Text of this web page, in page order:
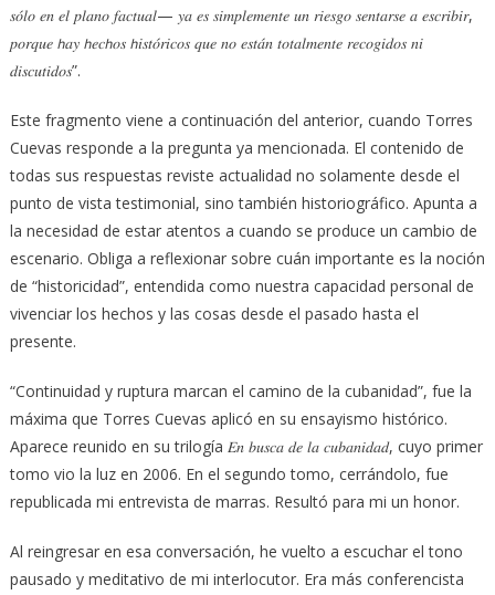
𝑠𝑜́𝑙𝑜 𝑒𝑛 𝑒𝑙 𝑝𝑙𝑎𝑛𝑜 𝑓𝑎𝑐𝑡𝑢𝑎𝑙— 𝑦𝑎 𝑒𝑠 𝑠𝑖𝑚𝑝𝑙𝑒𝑚𝑒𝑛𝑡𝑒 𝑢𝑛 𝑟𝑖𝑒𝑠𝑔𝑜 𝑠𝑒𝑛𝑡𝑎𝑟𝑠𝑒 𝑎 𝑒𝑠𝑐𝑟𝑖𝑏𝑖𝑟,
𝑝𝑜𝑟𝑞𝑢𝑒 𝘩𝑎𝑦 𝘩𝑒𝑐𝘩𝑜𝑠 𝘩𝑖𝑠𝑡𝑜́𝑟𝑖𝑐𝑜𝑠 𝑞𝑢𝑒 𝑛𝑜 𝑒𝑠𝑡𝑎́𝑛 𝑡𝑜𝑡𝑎𝑙𝑚𝑒𝑛𝑡𝑒 𝑟𝑒𝑐𝑜𝑔𝑖𝑑𝑜𝑠 𝑛𝑖
𝑑𝑖𝑠𝑐𝑢𝑡𝑖𝑑𝑜𝑠”.
Este fragmento viene a continuación del anterior, cuando Torres
Cuevas responde a la pregunta ya mencionada. El contenido de
todas sus respuestas reviste actualidad no solamente desde el
punto de vista testimonial, sino también historiográfico. Apunta a
la necesidad de estar atentos a cuando se produce un cambio de
escenario. Obliga a reflexionar sobre cuán importante es la noción
de “historicidad”, entendida como nuestra capacidad personal de
vivenciar los hechos y las cosas desde el pasado hasta el
presente.
“Continuidad y ruptura marcan el camino de la cubanidad”, fue la
máxima que Torres Cuevas aplicó en su ensayismo histórico.
Aparece reunido en su trilogía 𝐸𝑛 𝑏𝑢𝑠𝑐𝑎 𝑑𝑒 𝑙𝑎 𝑐𝑢𝑏𝑎𝑛𝑖𝑑𝑎𝑑, cuyo primer
tomo vio la luz en 2006. En el segundo tomo, cerrándolo, fue
republicada mi entrevista de marras. Resultó para mi un honor.
Al reingresar en esa conversación, he vuelto a escuchar el tono
pausado y meditativo de mi interlocutor. Era más conferencista